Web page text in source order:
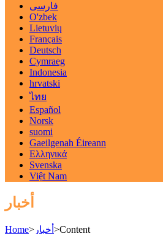
فارسی
O'zbek
Lietuvių
Français
Deutsch
Cymraeg
Indonesia
hrvatski
ไทย
Español
Norsk
suomi
Gaeilgenah Éireann
Ελληνικά
Svenska
Việt Nam
أخبار
Home> أخبار >Content